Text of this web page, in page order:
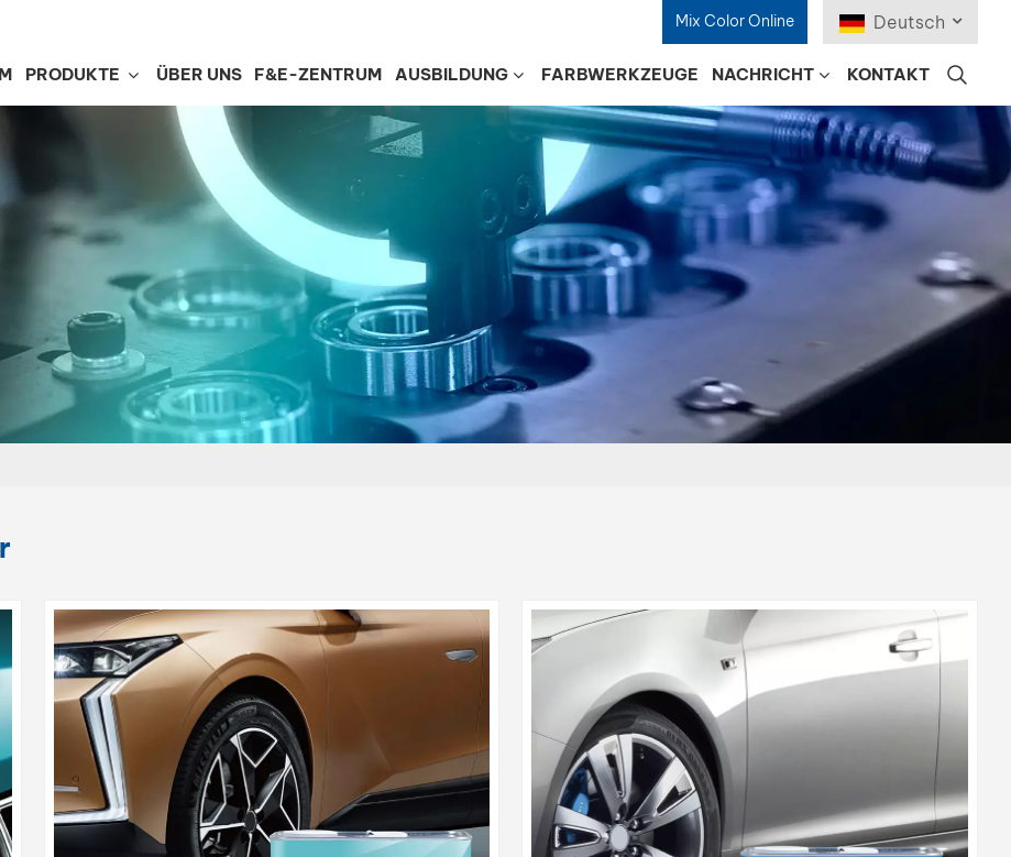
Mix Color Online Deutsch
English
Français
Deutsch
Português
PRODUKTE ÜBER UNS F&E-ZENTRUM AUSBILDUNG FARBWERKZEUGE NACHRICHT KONTAKT